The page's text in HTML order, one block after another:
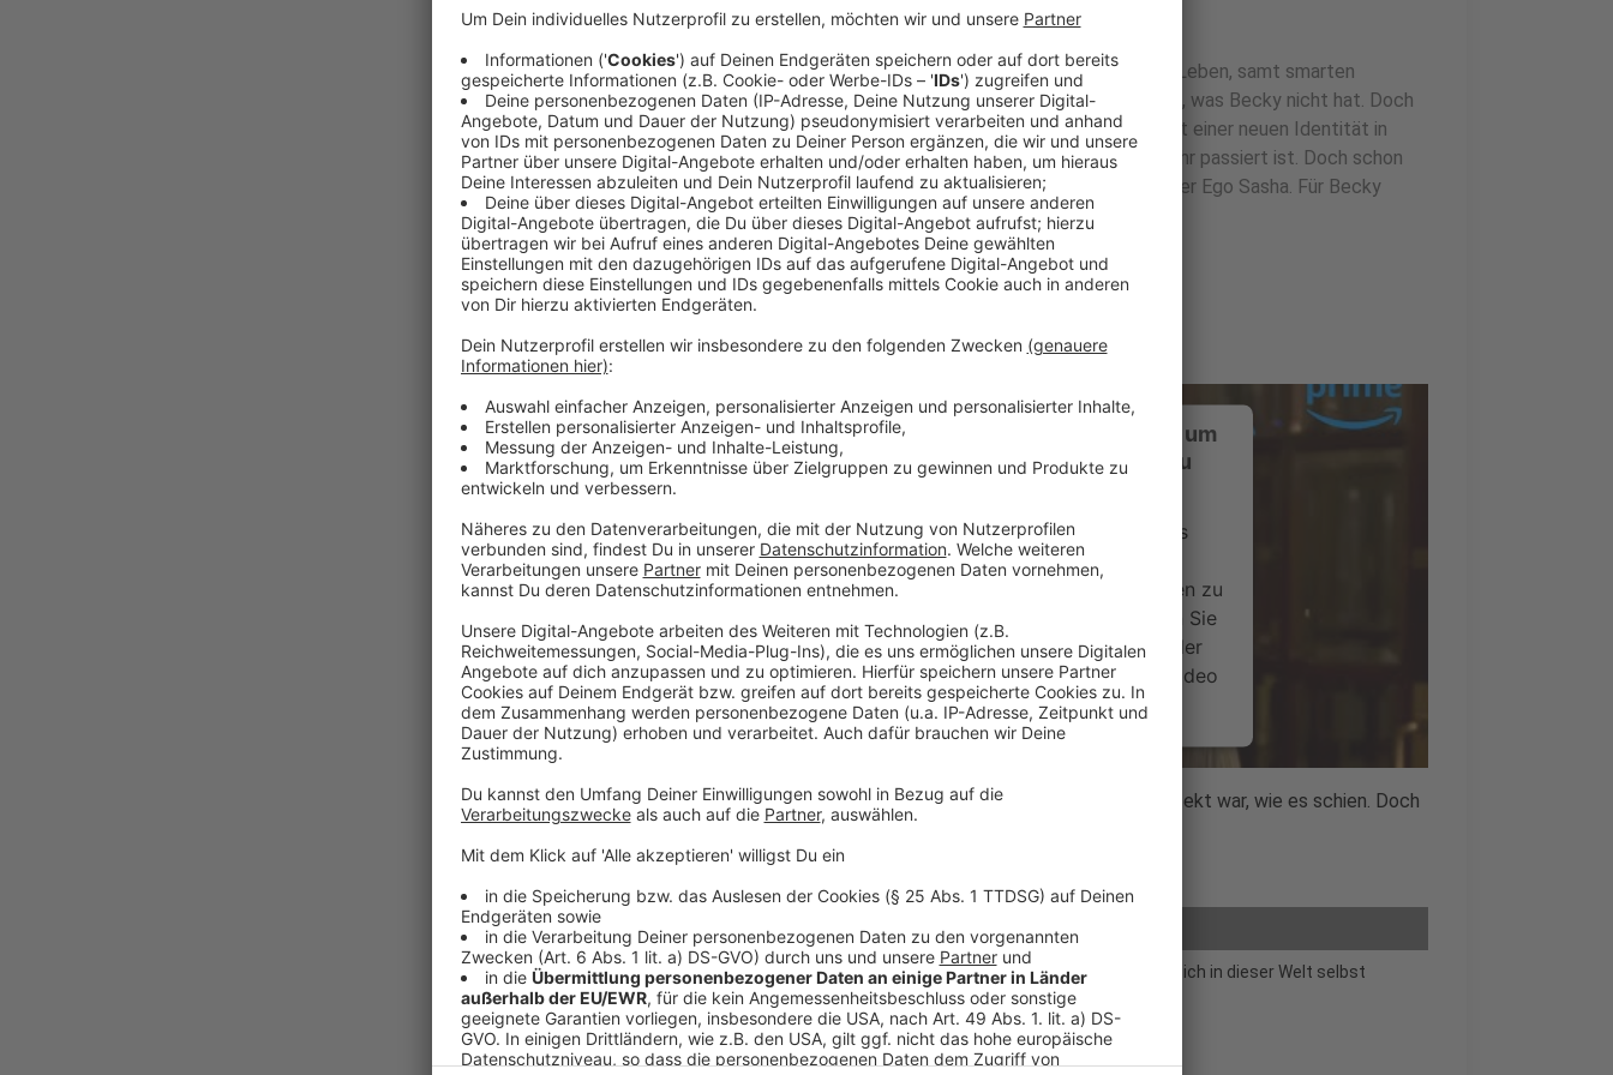
Chloe lässt ihre Follower teilhaben an ihrem scheinbar perfekten Leben, samt smarten
Ehemann und äußerst erfolgreichen Freundinnen. Chloe hat all das, was Becky nicht hat. Doch
als Chloe plötzlich stirbt, hat Becky die wahnwitzige Idee, sich mit einer neuen Identität in
Chloes altes Leben einzuschleichen, um herauszufinden, was mit ihr passiert ist. Doch schon
bald findet sie gefallen an Chloes glamouröser Welt mit ihrem Alter Ego Sasha. Für Becky
beginnt damit ein gefährliches Spiel…
Streaming-Dienst: Amazon Prime Video
Anzeige
Wir benötigen Ihre Zustimmung, um
den YouTube Video-Service zu
Wir verwenden einen Service eines
Drittanbieters, um Videoinhalte
einzubetten. Dieser Service kann Daten zu
Ihren Aktivitäten sammeln. Bitte lesen Sie
die Details durch und stimmen Sie der
Nutzung des Service zu, um dieses Video
anzusehen.
powered by
Becky merkt schnell, dass Chloes Leben bei weitem nicht so perfekt war, wie es schien. Doch
Becky verliert sich immer tiefer in Chloes Welt.
© Copyright: Amazon Prime Video
Becky schleicht sich Chloes Leben ein. Noch ahnt sie nicht, dass sie sich in dieser Welt selbst
verlieren wird.
Anzeige